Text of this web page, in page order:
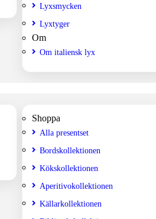
Lyxsmycken
Lyxtyger
Om
Om italiensk lyx
Shoppa
Alla presentset
Bordskollektionen
Kökskollektionen
Aperitivokollektionen
Källarkollektionen